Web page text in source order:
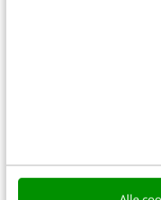
innovatieve kracht